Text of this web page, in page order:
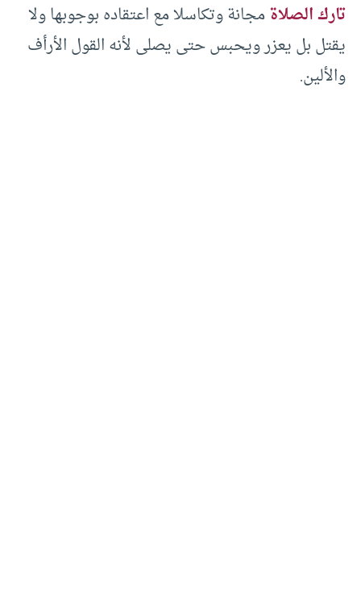
تارك الصلاةمجانة وتكاسلا مع اعتقاده بوجوبها ولا
يقتل بل يعزر ويحبس حتى يصلى لأنه القول الأرأف
والألين.